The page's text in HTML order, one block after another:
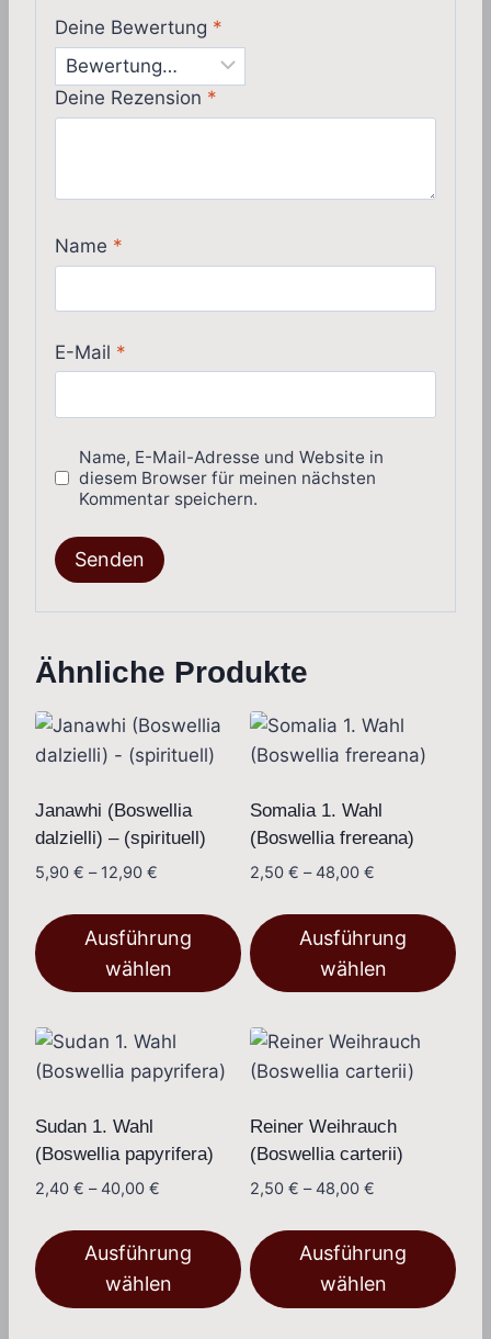
Deine Bewertung *
Deine Rezension *
Name *
E-Mail *
Name, E-Mail-Adresse und Website in
diesem Browser für meinen nächsten
Kommentar speichern.
Ähnliche Produkte
Janawhi (Boswellia
dalzielli) – (spirituell)
5,90 € – 12,90 € Preisspanne:
12,90 €
Ausführung
wählen
Produkt
weist
Varianten
auf.
Die
können
auf
der
Somalia 1. Wahl
(Boswellia frereana)
2,50 € –48,00 €
48,00 €
Ausführung
wählen
Produkt
weist
Varianten
auf.
Die
können
auf
der
Sudan 1. Wahl
(Boswellia papyrifera)
2,40 € –40,00 € Preisspanne:
40,00 €
Ausführung
wählen
Reiner Weihrauch
(Boswellia carterii)
2,50 € –48,00 €
48,00 €
Ausführung
wählen